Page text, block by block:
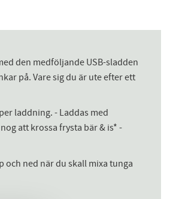
den medföljande USB-sladden
på. Vare sig du är ute efter ett
laddning. - Laddas med
att krossa frysta bär & is* -
och ned när du skall mixa tunga